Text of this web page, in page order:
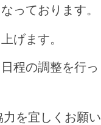
っております。
げます。
程の調整を行っ
を宜しくお願い